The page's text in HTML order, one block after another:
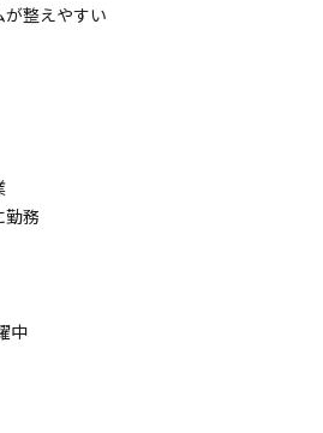
が整えやすい
勤務
中